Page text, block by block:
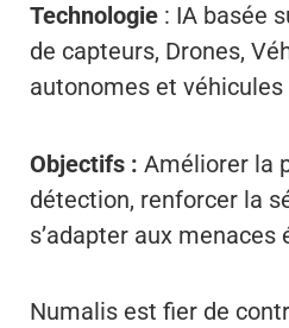
Technologie : IA basée
de capteurs, Drones,
autonomes et
Objectifs : Améliorer la
détection, renforcer la
s’adapter aux menaces
Numalis est fier de